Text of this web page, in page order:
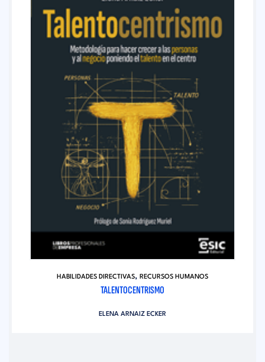
HABILIDADES DIRECTIVAS, RECURSOS HUMANOS
TALENTOCENTRISMO
ELENA ARNAIZ ECKER